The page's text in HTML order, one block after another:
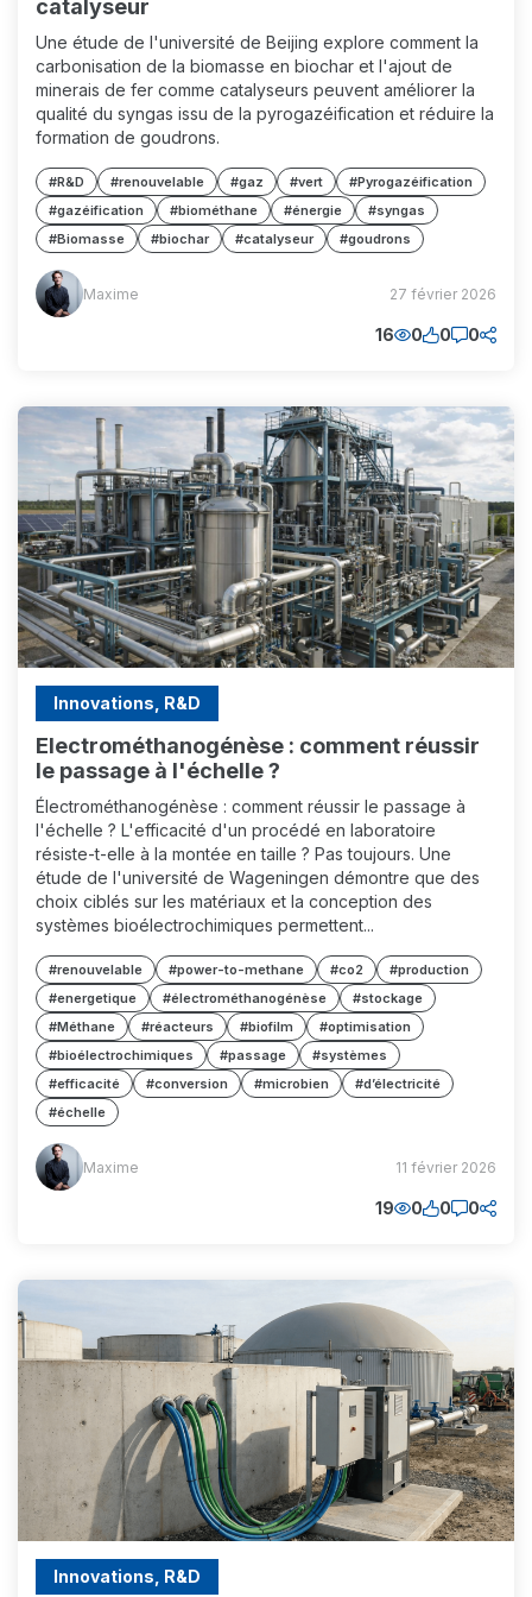
catalyseur
Une étude de l'université de Beijing explore comment la
carbonisation de la biomasse en biochar et l'ajout de
minerais de fer comme catalyseurs peuvent améliorer la
qualité du syngas issu de la pyrogazéification et réduire la
formation de goudrons.
#R&D #renouvelable #gaz #vert
#Pyrogazéification
#gazéification
#biométhane #énergie
#syngas
#Biomasse
#biochar #catalyseur #goudrons
Maxime
(MM) Maxime 27 février 2026
16 0 0 0
Innovations, R&D
Electrométhanogénèse : comment réussir
le passage à l'échelle ?
Électrométhanogénèse : comment réussir le passage à
l'échelle ? L'efficacité d'un procédé en laboratoire
résiste-t-elle à la montée en taille ? Pas toujours. Une
étude de l'université de Wageningen démontre que des
choix ciblés sur les matériaux et la conception des
systèmes bioélectrochimiques permettent...
#renouvelable #power-to-methane #co2
#production
#energetique
#électrométhanogénèse
#stockage
#Méthane
#réacteurs #biofilm
#optimisation
#bioélectrochimiques
#passage
#systèmes
#efficacité
#conversion #microbien
#d’électricité
#échelle
Maxime
(MM) Maxime 11 février 2026
19 0 0 0
Innovations, R&D